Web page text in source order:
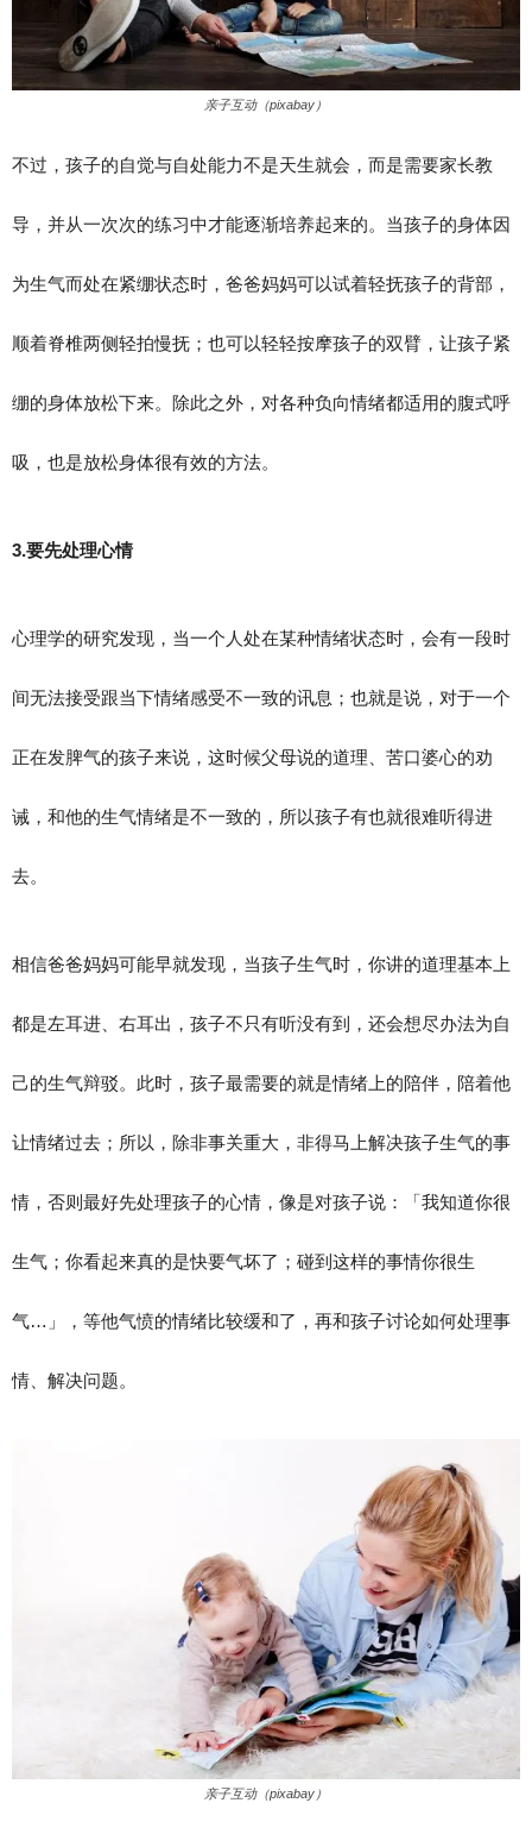
亲子互动（pixabay）
不过，孩子的自觉与自处能力不是天生就会，而是需要家长教
导，并从一次次的练习中才能逐渐培养起来的。当孩子的身体因
为生气而处在紧绷状态时，爸爸妈妈可以试着轻抚孩子的背部，
顺着脊椎两侧轻拍慢抚；也可以轻轻按摩孩子的双臂，让孩子紧
绷的身体放松下来。除此之外，对各种负向情绪都适用的腹式呼
吸，也是放松身体很有效的方法。
3.要先处理心情
心理学的研究发现，当一个人处在某种情绪状态时，会有一段时
间无法接受跟当下情绪感受不一致的讯息；也就是说，对于一个
正在发脾气的孩子来说，这时候父母说的道理、苦口婆心的劝
诫，和他的生气情绪是不一致的，所以孩子有也就很难听得进
去。
相信爸爸妈妈可能早就发现，当孩子生气时，你讲的道理基本上
都是左耳进、右耳出，孩子不只有听没有到，还会想尽办法为自
己的生气辩驳。此时，孩子最需要的就是情绪上的陪伴，陪着他
让情绪过去；所以，除非事关重大，非得马上解决孩子生气的事
情，否则最好先处理孩子的心情，像是对孩子说：「我知道你很
生气；你看起来真的是快要气坏了；碰到这样的事情你很生
气…」，等他气愤的情绪比较缓和了，再和孩子讨论如何处理事
情、解决问题。
亲子互动（pixabay）